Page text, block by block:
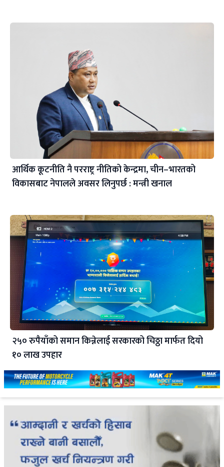
आर्थिक कूटनीति नै परराष्ट्र नीतिको केन्द्रमा, चीन–भारतको
विकासबाट नेपालले अवसर लिनुपर्छ : मन्त्री खनाल
२५० रुपैयाँको समान किन्नेलाई सरकारको चिठ्ठा मार्फत दियो
१० लाख उपहार